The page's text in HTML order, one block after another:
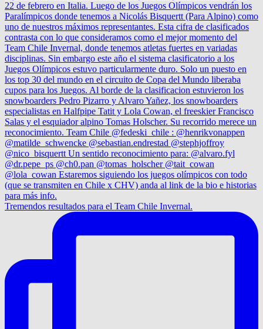
Tremendos resultados para el Team Chile Invernal.